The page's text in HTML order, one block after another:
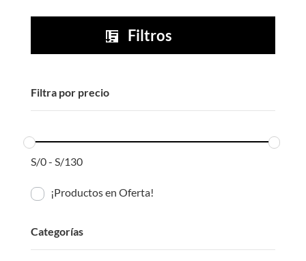
 Filtros
Filtra por precio
S/0- S/130
¡Productos en Oferta!
Categorías
S/95.00.S/85.00.